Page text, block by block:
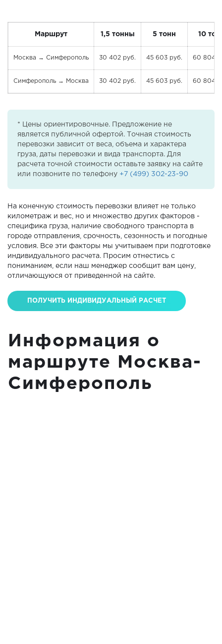
Маршрут 1,5 тонны 5 тонн 10
Москва → Симферополь 30 402 руб. 45 603 руб. 60 804
Симферополь → Москва 30 402 руб. 45 603 руб. 60 804
* Цены ориентировочные. Предложение не
является публичной офертой. Точная стоимость
перевозки зависит от веса, объема и характера
груза, даты перевозки и вида транспорта. Для
расчета точной стоимости оставьте заявку на сайте
или позвоните по телефону +7 (499) 302-23-90
На конечную стоимость перевозки влияет не только
километраж и вес, но и множество других факторов -
специфика груза, наличие свободного транспорта в
городе отправления, срочность, сезонность и погодные
условия. Все эти факторы мы учитываем при подготовке
индивидуального расчета. Просим отнестись с
пониманием, если наш менеджер сообщит вам цену,
отличающуюся от приведенной на сайте.
ПОЛУЧИТЬ ИНДИВИДУАЛЬНЫЙ РАСЧЕТ
Информация о
маршруте Москва-
Симферополь